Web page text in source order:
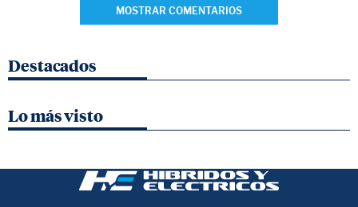
MOSTRAR COMENTARIOS
Destacados
Lo más visto